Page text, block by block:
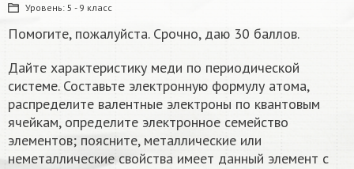
Уровень: 5 - 9 класс
Помогите, пожалуйста. Срочно, даю 30 баллов.
Дайте характеристику меди по периодической
системе. Составьте электронную формулу атома,
распределите валентные электроны по квантовым
ячейкам, определите электронное семейство
элементов; поясните, металлические или
неметаллические свойства имеет данный элемент с